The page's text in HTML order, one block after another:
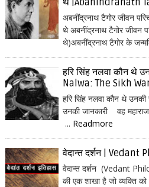
थे |Abanindranath
अबनींद्रनाथ टैगोर जीवन
थे अबनींद्रनाथ टैगोर जीवन
थे)अबनींद्रनाथ टैगोर के
हरि सिंह नलवा कौन थे
Nalwa: The Sikh
हरि सिंह नलवा कौन थे
उनकी जानकारी वह
... Readmore
वेदान्त दर्शन | Vedant
वेदान्त दर्शन (Vedant
की एक शाखा है जो व्यक्ति को